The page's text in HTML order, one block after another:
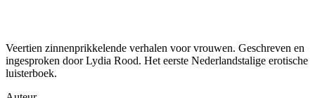
Veertien zinnenprikkelende verhalen voor vrouwen. Geschreven en
ingesproken door Lydia Rood. Het eerste Nederlandstalige erotische
luisterboek.